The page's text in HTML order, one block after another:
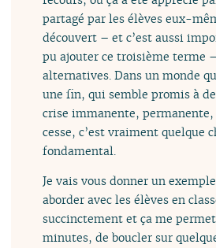
partagé par les élèves eux-
découvert – et c’est aussi
pu ajouter ce troisième terme
alternatives. Dans un monde
une fin, qui semble promis à
crise immanente,
cesse, c’est vraiment quelque
fondamental.
Je vais vous donner un
aborder avec les élèves en
succinctement et ça me
minutes, de boucler sur